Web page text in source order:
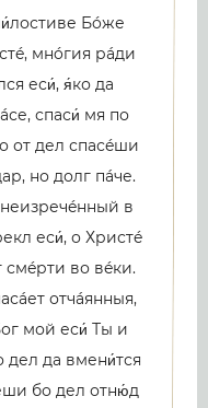
Бóже
мнóгия рáди
еси́, я́ко да
спаси́ мя по
от дел спасéши
но долг пáче.
в
еси́, о Христé
во вéки.
отчáянныя,
мой еси́ Ты и
дел да вмени́тся
бо дел отню́д